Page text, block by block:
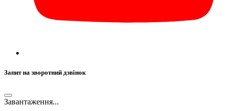
Запит на зворотний дзвінок
Завантаження...